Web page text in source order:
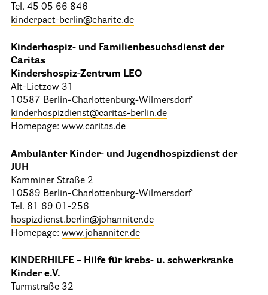
Tel. 45 05 66 846
kinderpact-berlin@charite.de
Kinderhospiz- und Familienbesuchsdienst der
Caritas
Kindershospiz-Zentrum LEO
Alt-Lietzow 31
10587 Berlin-Charlottenburg-Wilmersdorf
kinderhospizdienst@caritas-berlin.de
Homepage: www.caritas.de
Ambulanter Kinder- und Jugendhospizdienst der
JUH
Kamminer Straße 2
10589 Berlin-Charlottenburg-Wilmersdorf
Tel. 81 69 01-256
hospizdienst.berlin@johanniter.de
Homepage: www.johanniter.de
KINDERHILFE – Hilfe für krebs- u. schwerkranke
Kinder e.V.
Turmstraße 32